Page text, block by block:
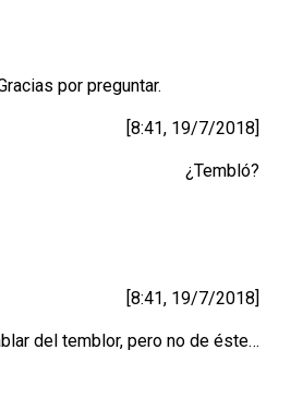
por preguntar.
[8:41, 19/7/2018]
¿Tembló?
[8:41, 19/7/2018]
del temblor, pero no de éste…